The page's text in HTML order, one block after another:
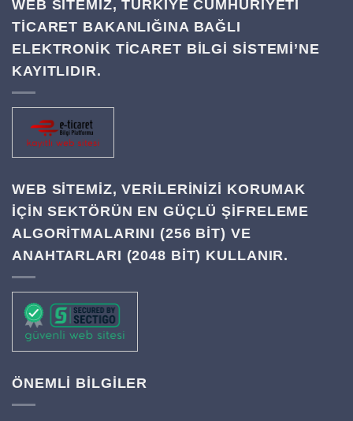
WEB SİTEMİZ, TÜRKİYE CUMHURİYETİ
TİCARET BAKANLIĞINA BAĞLI
ELEKTRONİK TİCARET BİLGİ SİSTEMİ’NE
KAYITLIDIR.
WEB SITEMIZ, VERILERINIZI KORUMAK
IÇIN SEKTÖRÜN EN GÜÇLÜ ŞIFRELEME
ALGORITMALARINI (256 BIT) VE
ANAHTARLARI (2048 BIT) KULLANIR.
ÖNEMLİ BİLGİLER